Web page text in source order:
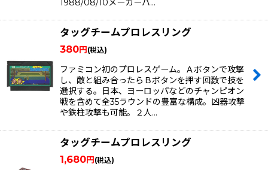
1988/08/10メーカーバ…
タッグチームプロレスリング
380円 (税込)
ファミコン初のプロレスゲーム。Ａボタンで攻撃
し、敵と組み合ったらＢボタンを押す回数で技を
選択する。日本、ヨーロッパなどのチャンピオン
戦を含めて全35ラウンドの豊富な構成。凶器攻撃
や鉄柱攻撃も可能。２人…
タッグチームプロレスリング
1,680円 (税込)